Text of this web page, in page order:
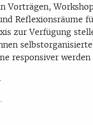
Vorträgen,
Reflexionsräume
zur Verfügung
responsiver werden